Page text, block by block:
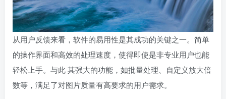
从用户反馈来看，软件的易用性是其成功的关键之一。简单
的操作界面和高效的处理速度，使得即使是非专业用户也能
轻松上手。与此 其强大的功能，如批量处理、自定义放大倍
数等，满足了对图片质量有高要求的用户需求。